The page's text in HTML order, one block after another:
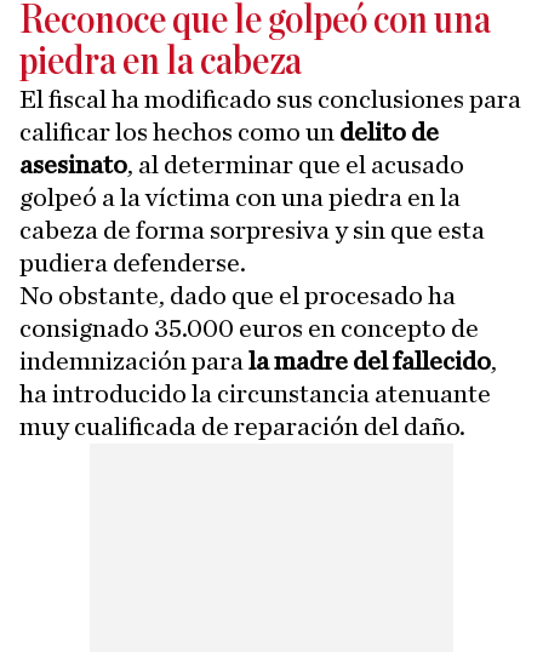
Reconoce que le golpeó con una
piedra en la cabeza
El fiscal ha modificado sus conclusiones para
calificar los hechos como un delito de
asesinato, al determinar que el acusado
golpeó a la víctima con una piedra en la
cabeza de forma sorpresiva y sin que esta
pudiera defenderse.
No obstante, dado que el procesado ha
consignado 35.000 euros en concepto de
indemnización para la madre del fallecido,
ha introducido la circunstancia atenuante
muy cualificada de reparación del daño.